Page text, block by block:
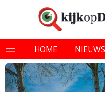
HOME NIEUWS